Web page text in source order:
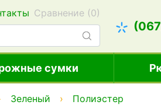
Сравнение (0)
сумки
Зеленый
Полиэстер